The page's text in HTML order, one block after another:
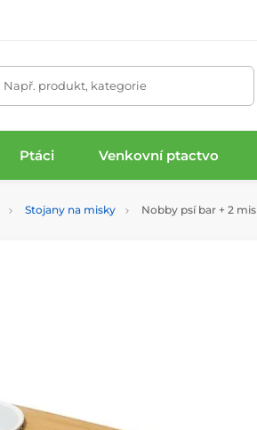
Např. produkt, kategorie
Ptáci Venkovní ptactvo
Stojany na misky Nobby psí bar + 2